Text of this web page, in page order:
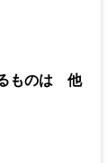
ものは 他